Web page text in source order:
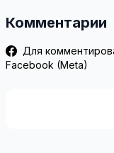
Комментарии
Для
Facebook (Meta)